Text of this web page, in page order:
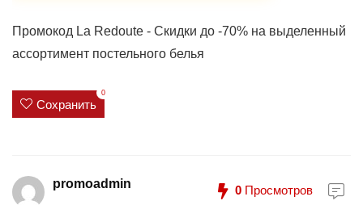
Промокод La Redoute - Скидки до -70% на выделенный
ассортимент постельного белья
Сохранить
0
promoadmin 0 Просмотров